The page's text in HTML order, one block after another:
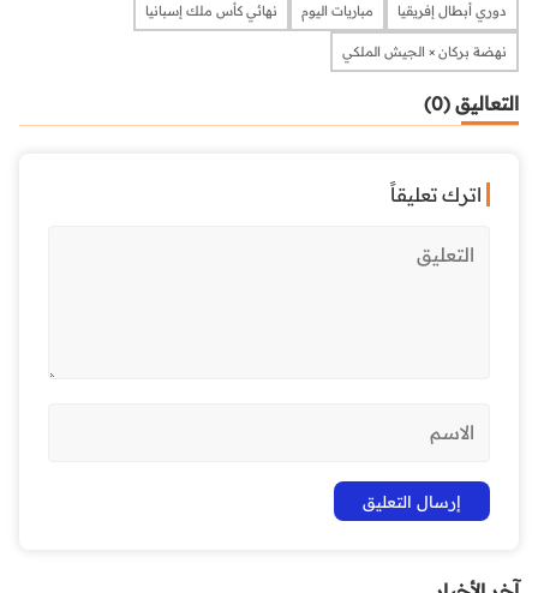
دوري أبطال إفريقيا مباريات اليوم نهائي كأس ملك إسبانيا
نهضة بركان × الجيش الملكي
التعاليق (0)
اترك تعليقاً